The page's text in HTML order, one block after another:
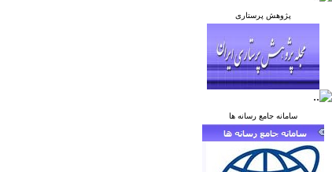
پژوهش پرستاری
سامانه جامع رسانه ها